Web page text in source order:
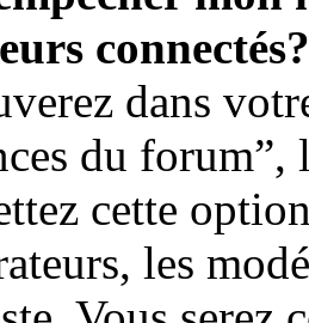
connectés?
dans
du
cette
les